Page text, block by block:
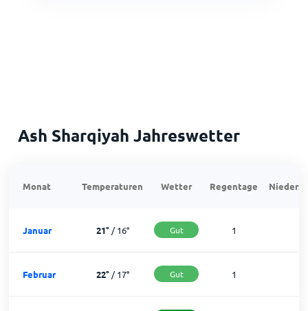
Ash Sharqiyah Jahreswetter
Monat Temperaturen Wetter Regentage
Januar 21°/16° Gut 1
Februar 22°/17° Gut 1